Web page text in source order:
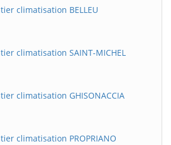
climatisation BELLEU
climatisation SAINT-MICHEL
climatisation GHISONACCIA
climatisation PROPRIANO